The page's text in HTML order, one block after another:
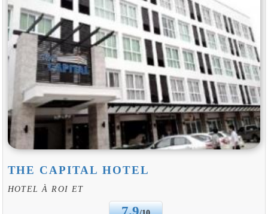
THE CAPITAL HOTEL
HOTEL À ROI ET
7.9